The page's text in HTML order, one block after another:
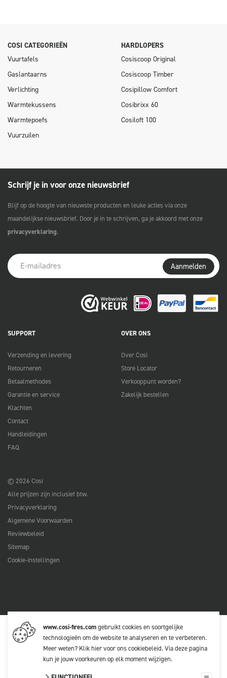
COSI CATEGORIEËN
Vuurtafels
Gaslantaarns
Verlichting
Warmtekussens
Warmtepoefs
Vuurzuilen
HARDLOPERS
Cosiscoop Original
Cosiscoop Timber
Cosipillow Comfort
Cosibrixx 60
Cosiloft 100
Schrijf je in voor onze nieuwsbrief
Blijf op de hoogte van nieuwste producten en leuke acties via onze
maandelijkse nieuwsbrief. Door je in te schrijven, ga je akkoord met onze
privacyverklaring.
Aanmelden
SUPPORT
Verzending en levering
Retourneren
Betaalmethodes
Garantie en service
Klachten
Contact
Handleidingen
FAQ
OVER ONS
Over Cosi
Store Locator
Verkooppunt worden?
Zakelijk bestellen
© 2026 Cosi
Alle prijzen zijn inclusief btw.
Privacyverklaring
Algemene Voorwaarden
Reviewbeleid
Sitemap
Cookie-instellingen
www.cosi-fires.comgebruikt cookies en soortgelijke
technologieën om de website te analyseren en te verbeteren.
Meer weten? Klik hier voor ons cookiebeleid. Viadeze pagina
kun je jouw voorkeuren op elk moment wijzigen.